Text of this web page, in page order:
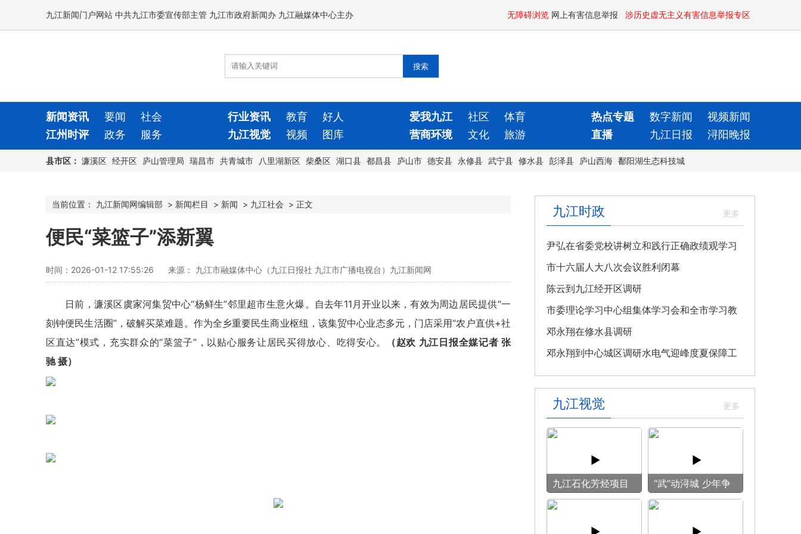
九江新闻门户网站 中共九江市委宣传部主管 九江市政府新闻办 九江融媒体中心主办 无障碍浏览 网上有害信息举报 涉历史虚无主义有害信息举报专区
新闻资讯 要闻 社会 行业资讯 教育 好人 爱我九江 社区 体育 热点专题 数字新闻
视频新闻
江州时评
政务 服务 九江视觉 视频 图库 营商环境 文化 旅游 直播 九江日报 浔阳晚报
县市区： 濂溪区 经开区 庐山管理局 瑞昌市 共青城市 八里湖新区 柴桑区 湖口县 都昌县 庐山市 德安县 永修县 武宁县 修水县 彭泽县 庐山西海 鄱阳湖生态科技城
当前位置： 九江新闻网编辑部 > 新闻栏目 > 新闻 > 九江社会 > 正文
便民“菜篮子”添新翼
时间：2026-01-12 17:55:26 来源： 九江市融媒体中心（九江日报社 九江市广播电视台）九江新闻网
日前，濂溪区虞家河集贸中心“杨鲜生”邻里超市生意火爆。自去年11月开业以来，有效为周边居民提供“一
刻钟便民生活圈”，破解买菜难题。作为全乡重要民生商业枢纽，该集贸中心业态多元，门店采用“农户直供+社
区直达”模式，充实群众的“菜篮子”，以贴心服务让居民买得放心、吃得安心。
（赵欢 九江日报全媒记者 张
驰 摄）
九江时政
尹弘在省委党校讲树立和践行正确政绩观学习
教育专题党课
市十六届人大八次会议胜利闭幕
陈云到九江经开区调研
市委理论学习中心组集体学习会和全市学习教
育整改整治工作汇报会召开
邓永翔在修水县调研
邓永翔到中心城区调研水电气迎峰度夏保障工
作
九江视觉
九江石化芳烃项目
施工现场热火朝天
“武”动浔城 少年争
锋